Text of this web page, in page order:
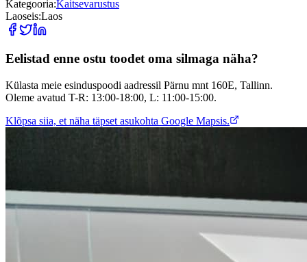
Kategooria:Kaitsevarustus
Laoseis:Laos
Eelistad enne ostu toodet oma silmaga näha?
Külasta meie esinduspoodi aadressil Pärnu mnt 160E, Tallinn.
Oleme avatud T-R: 13:00-18:00, L: 11:00-15:00.
Klõpsa siia, et näha täpset asukohta Google Mapsis.